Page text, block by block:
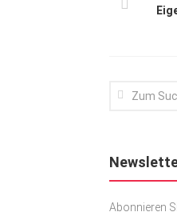
Abonnieren